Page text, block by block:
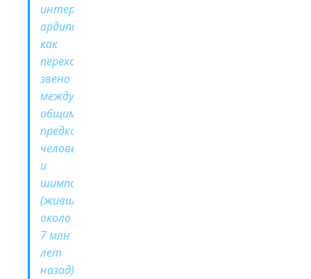
интерпретировать
ардипитека
как
переходное
звено
между
общим
предком
человека
и
шимпанзе
(жившим
около
7 млн
лет
назад)